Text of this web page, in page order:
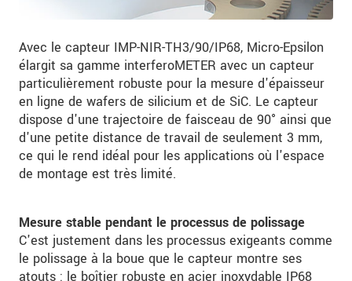
Avec le capteur IMP-NIR-TH3/90/IP68, Micro-Epsilon
élargit sa gamme interferoMETER avec un capteur
particulièrement robuste pour la mesure d'épaisseur
en ligne de wafers de silicium et de SiC. Le capteur
dispose d'une trajectoire de faisceau de 90° ainsi que
d'une petite distance de travail de seulement 3 mm,
ce qui le rend idéal pour les applications où l'espace
de montage est très limité.
Mesure stable pendant le processus de polissage
C'est justement dans les processus exigeants comme
le polissage à la boue que le capteur montre ses
atouts : le boîtier robuste en acier inoxydable IP68